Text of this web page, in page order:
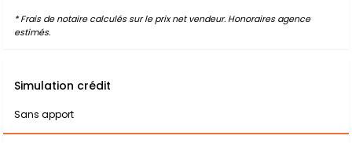
* Frais de notaire calculés sur le prix net vendeur. Honoraires agence
estimés.
Simulation crédit
Sans apport